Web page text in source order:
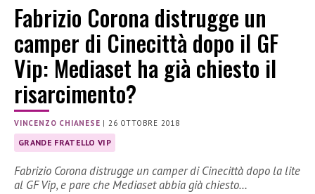
Fabrizio Corona distrugge un
camper di Cinecittà dopo il GF
Vip: Mediaset ha già chiesto il
risarcimento?
VINCENZO CHIANESE |26 OTTOBRE 2018
GRANDE FRATELLO VIP
Fabrizio Corona distrugge un camper di Cinecittà dopo la lite
al GF Vip, e pare che Mediaset abbia già chiesto…